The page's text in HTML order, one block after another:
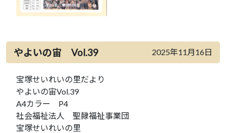
やよいの宙 Vol.39 2025年11月16日
宝塚せいれいの里だより
やよいの宙Vol.39
A4カラー P4
社会福祉法人 聖隷福祉事業団
宝塚せいれいの里